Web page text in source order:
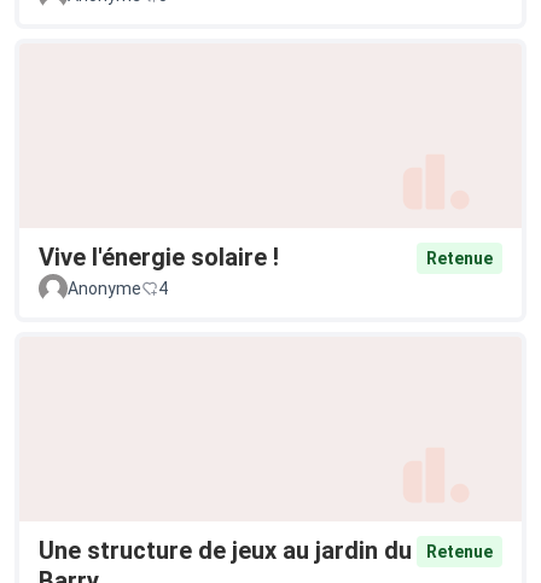
Vive l'énergie solaire !
Retenue
Anonyme
4
Une structure de jeux au jardin du
Retenue